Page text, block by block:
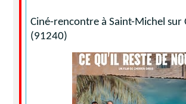
Ciné-rencontre à Saint-Michel sur
(91240)